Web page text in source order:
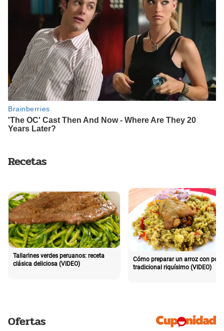
Recetas
Tallarines verdes peruanos: receta
clásica deliciosa (VIDEO)
Cómo preparar un arroz con pollo
tradicional riquísimo (VIDEO)
Ofertas